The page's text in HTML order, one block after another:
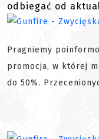
odbiegać od
Pragniemy
promocja, w której
do 50%.